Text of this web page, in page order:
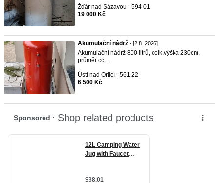
Žďár nad Sázavou - 594 01
19 000 Kč
Akumulační nádrž - [2.8. 2026]
Akumulační nádrž 800 litrů, celk.výška 230cm,
průměr cc ...
Ústí nad Orlicí - 561 22
6 500 Kč